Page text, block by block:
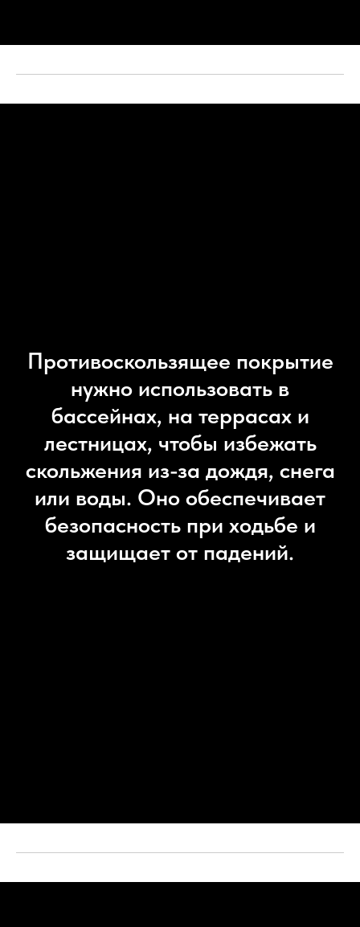
Противоскользящее покрытие
нужно использовать в
бассейнах, на террасах и
лестницах, чтобы избежать
скольжения из-за дождя, снега
или воды. Оно обеспечивает
безопасность при ходьбе и
защищает от падений.